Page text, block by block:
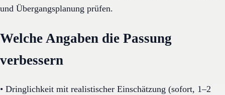
und Übergangsplanung prüfen.
Welche Angaben die Passung
verbessern
• Dringlichkeit mit realistischer Einschätzung (sofort, 1–2